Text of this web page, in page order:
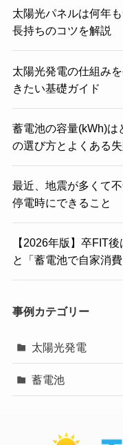
太陽光パネルは何年
長持ちのコツを解説
太陽光発電の仕組み
きたい基礎ガイド
蓄電池の容量(kWh)は
の選び方とよくある
最近、地震が多くて
停電時にできること
【2026年版】卒FIT
と「蓄電池で自家消
事例カテゴリー
太陽光発電
蓄電池